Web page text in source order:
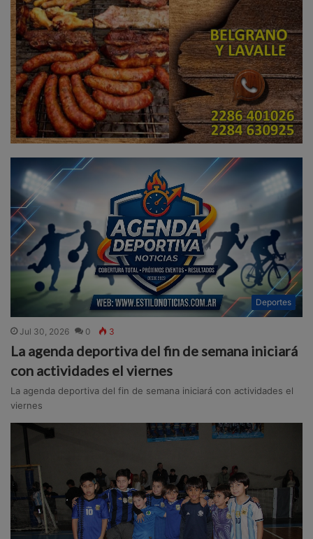
Deportes
Jul 30, 2026 0 3
La agenda deportiva del fin de semana iniciará
con actividades el viernes
La agenda deportiva del fin de semana iniciará con actividades el
viernes